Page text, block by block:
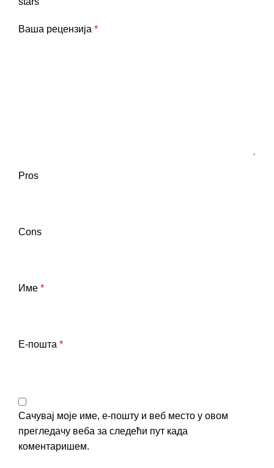
Ваша рецензија *
Pros
Cons
Име *
Е-пошта *
Сачувај моје име, е-пошту и веб место у овом
прегледачу веба за следећи пут када
коментаришем.